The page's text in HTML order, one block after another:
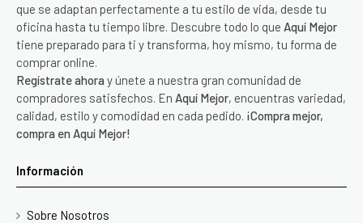
que se adaptan perfectamente a tu estilo de vida, desde tu
oficina hasta tu tiempo libre. Descubre todo lo que Aquí Mejor
tiene preparado para ti y transforma, hoy mismo, tu forma de
comprar online.
Regístrate ahora y únete a nuestra gran comunidad de
compradores satisfechos. En Aquí Mejor, encuentras variedad,
calidad, estilo y comodidad en cada pedido. ¡Compra mejor,
compra en Aquí Mejor!
Información
Sobre Nosotros